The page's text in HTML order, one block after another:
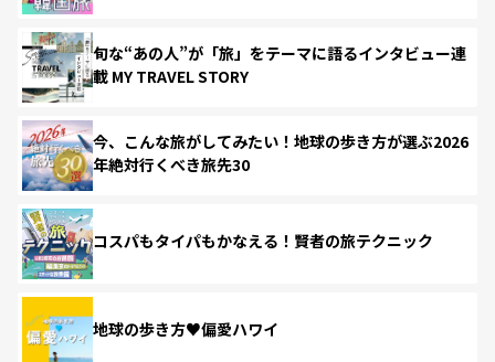
旬な“あの人”が「旅」をテーマに語るインタビュー連
載 MY TRAVEL STORY
今、こんな旅がしてみたい！地球の歩き方が選ぶ2026
年絶対行くべき旅先30
コスパもタイパもかなえる！賢者の旅テクニック
地球の歩き方♥偏愛ハワイ